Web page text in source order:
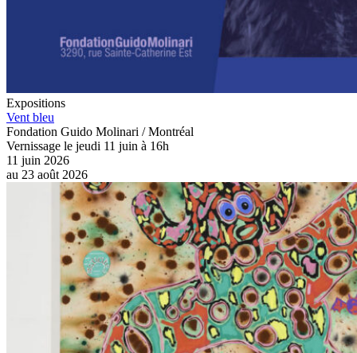
Expositions
Vent bleu
Fondation Guido Molinari / Montréal
Vernissage le jeudi 11 juin à 16h
11 juin 2026
au 23 août 2026